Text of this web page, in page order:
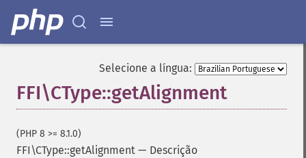
Selecione a língua:
FFI\CType::getAlignment
(PHP 8 >= 8.1.0)
FFI\CType::getAlignment — Descrição